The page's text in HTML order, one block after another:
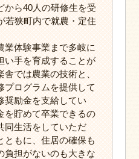
から40人の研修生を受
若狭町内で就農・定住
業体験事業まで多岐に
い手を育成することが
では農業の技術と、
プログラムを提供して
奨励金を支給してい
を貯めて卒業できるの
同生活をしていただ
ともに、住居の確保も
負担がないのも大きな